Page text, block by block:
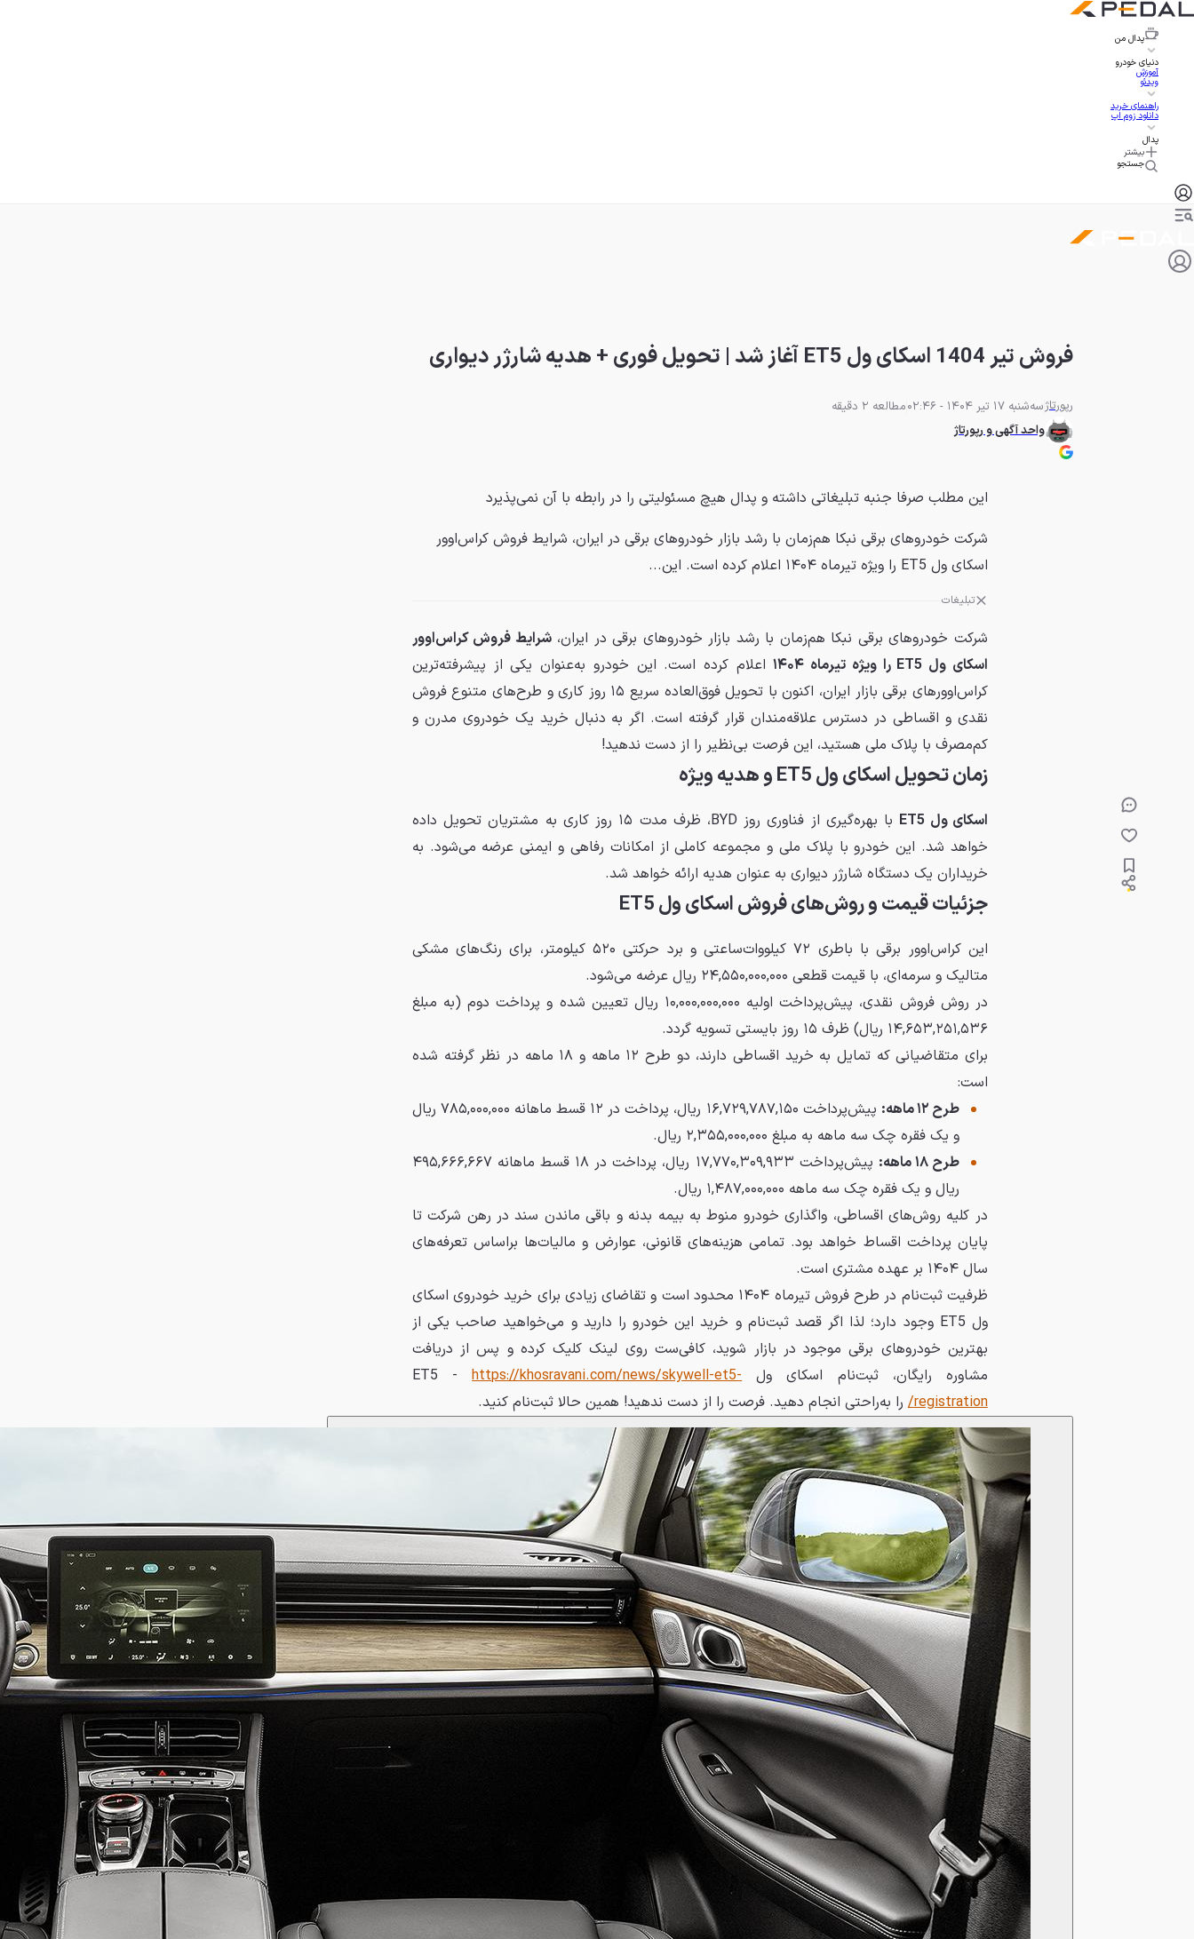
پدال من
دنیای خودرو
آموزش
ویدئو
راهنمای خرید
دانلود زوم اپ
پدال
بیشتر
جستجو
فروش تیر 1404 اسکای ول ET5 آغاز شد | تحویل فوری + هدیه شارژر دیواری
رپورتاژسه‌شنبه 17 تیر 1404 - 02:46
مطالعه 2 دقیقه
واحد آگهی و رپورتاژ
این مطلب صرفا جنبه تبلیغاتی داشته و پدال هیچ مسئولیتی را در رابطه با آن نمی‌پذیرد
شرکت خودروهای برقی نبکا هم‌زمان با رشد بازار خودروهای برقی در ایران، شرایط فروش کراس‌اوور
اسکای ول ET5 را ویژه تیرماه ۱۴۰۴ اعلام کرده است. این...
تبلیغات
شرکت خودروهای برقی نبکا هم‌زمان با رشد بازار خودروهای برقی در ایران،شرایط فروش کراس‌اوور
اسکای ول ET5 را ویژه تیرماه ۱۴۰۴
اعلام کرده است. این خودرو به‌عنوان یکی از پیشرفته‌ترین
کراس‌اوورهای برقی بازار ایران، اکنون با تحویل فوق‌العاده سریع ۱۵ روز کاری و طرح‌های متنوع فروش
نقدی و اقساطی در دسترس علاقه‌مندان قرار گرفته است. اگر به دنبال خرید یک خودروی مدرن و
کم‌مصرف با پلاک ملی هستید، این فرصت بی‌نظیر را از دست ندهید!
زمان تحویل اسکای ول ET5 و هدیه ویژه
اسکای ول ET5
با بهره‌گیری از فناوری روز BYD، ظرف مدت ۱۵ روز کاری به مشتریان تحویل داده
خواهد شد. این خودرو با پلاک ملی و مجموعه کاملی از امکانات رفاهی و ایمنی عرضه می‌شود. به
خریداران یک دستگاه شارژر دیواری به عنوان هدیه ارائه خواهد شد.
جزئیات قیمت و روش‌های فروش اسکای ول ET5
این کراس‌اوور برقی با باطری ۷۲ کیلووات‌ساعتی و برد حرکتی ۵۲۰ کیلومتر، برای رنگ‌های مشکی
متالیک و سرمه‌ای، با قیمت قطعی ۲۴,۵۵۰,۰۰۰,۰۰۰ ریال عرضه می‌شود.
در روش فروش نقدی، پیش‌پرداخت اولیه ۱۰,۰۰۰,۰۰۰,۰۰۰ ریال تعیین شده و پرداخت دوم (به مبلغ
۱۴,۶۵۳,۲۵۱,۵۳۶ ریال) ظرف ۱۵ روز بایستی تسویه گردد.
برای متقاضیانی که تمایل به خرید اقساطی دارند، دو طرح ۱۲ ماهه و ۱۸ ماهه در نظر گرفته شده
است:
طرح ۱۲ ماهه:
پیش‌پرداخت ۱۶,۷۲۹,۷۸۷,۱۵۰ ریال، پرداخت در ۱۲ قسط ماهانه ۷۸۵,۰۰۰,۰۰۰ ریال
و یک فقره چک سه ماهه به مبلغ ۲,۳۵۵,۰۰۰,۰۰۰ ریال.
طرح ۱۸ ماهه:
پیش‌پرداخت ۱۷,۷۷۰,۳۰۹,۹۳۳ ریال، پرداخت در ۱۸ قسط ماهانه ۴۹۵,۶۶۶,۶۶۷
ریال و یک فقره چک سه ماهه ۱,۴۸۷,۰۰۰,۰۰۰ ریال.
در کلیه روش‌های اقساطی، واگذاری خودرو منوط به بیمه بدنه و باقی ماندن سند در رهن شرکت تا
پایان پرداخت اقساط خواهد بود. تمامی هزینه‌های قانونی، عوارض و مالیات‌ها براساس تعرفه‌های
سال ۱۴۰۴ بر عهده مشتری است.
ظرفیت ثبت‌نام در طرح فروش تیرماه ۱۴۰۴ محدود است و تقاضای زیادی برای خرید خودروی اسکای
ول ET5 وجود دارد؛ لذا اگر قصد ثبت‌نام و خرید این خودرو را دارید و می‌خواهید صاحب یکی از
بهترین خودروهای برقی موجود در بازار شوید، کافی‌ست روی لینک کلیک کرده و پس از دریافت
مشاوره رایگان، ثبت‌نام اسکای ول ET5 -https://khosravani.com/news/skywell-et5-
registration/ را به‌راحتی انجام دهید. فرصت را از دست ندهید! همین حالا ثبت‌نام کنید.